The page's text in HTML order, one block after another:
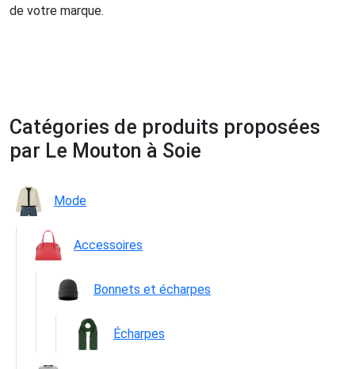
de votre marque.
Catégories de produits proposées
par Le Mouton à Soie
Mode
Accessoires
Bonnets et écharpes
Écharpes